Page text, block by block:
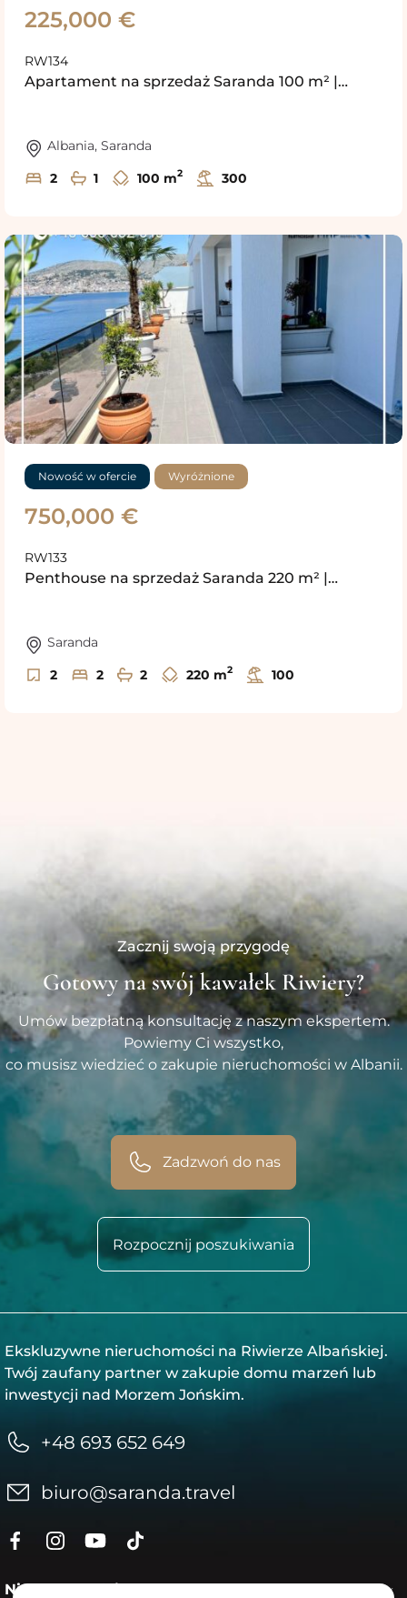
225,000 €
RW134
Apartament na sprzedaż Saranda 100 m² |…
Albania, Saranda
2
1 100 m2 300
Nowość w ofercie Wyróżnione
750,000 €
RW133
Penthouse na sprzedaż Saranda 220 m² |…
Saranda
2
2 2 220 m2 100
Zacznij swoją przygodę
Gotowy na swój kawałek Riwiery?
Umów bezpłatną konsultację z naszym ekspertem.
Powiemy Ci wszystko,
co musisz wiedzieć o zakupie nieruchomości w Albanii.
Zadzwoń do nas
Rozpocznij poszukiwania
Ekskluzywne nieruchomości na Riwierze Albańskiej.
Twój zaufany partner w zakupie domu marzeń lub
inwestycji nad Morzem Jońskim.
+48 693 652 649
biuro@saranda.travel
Nieruchomości